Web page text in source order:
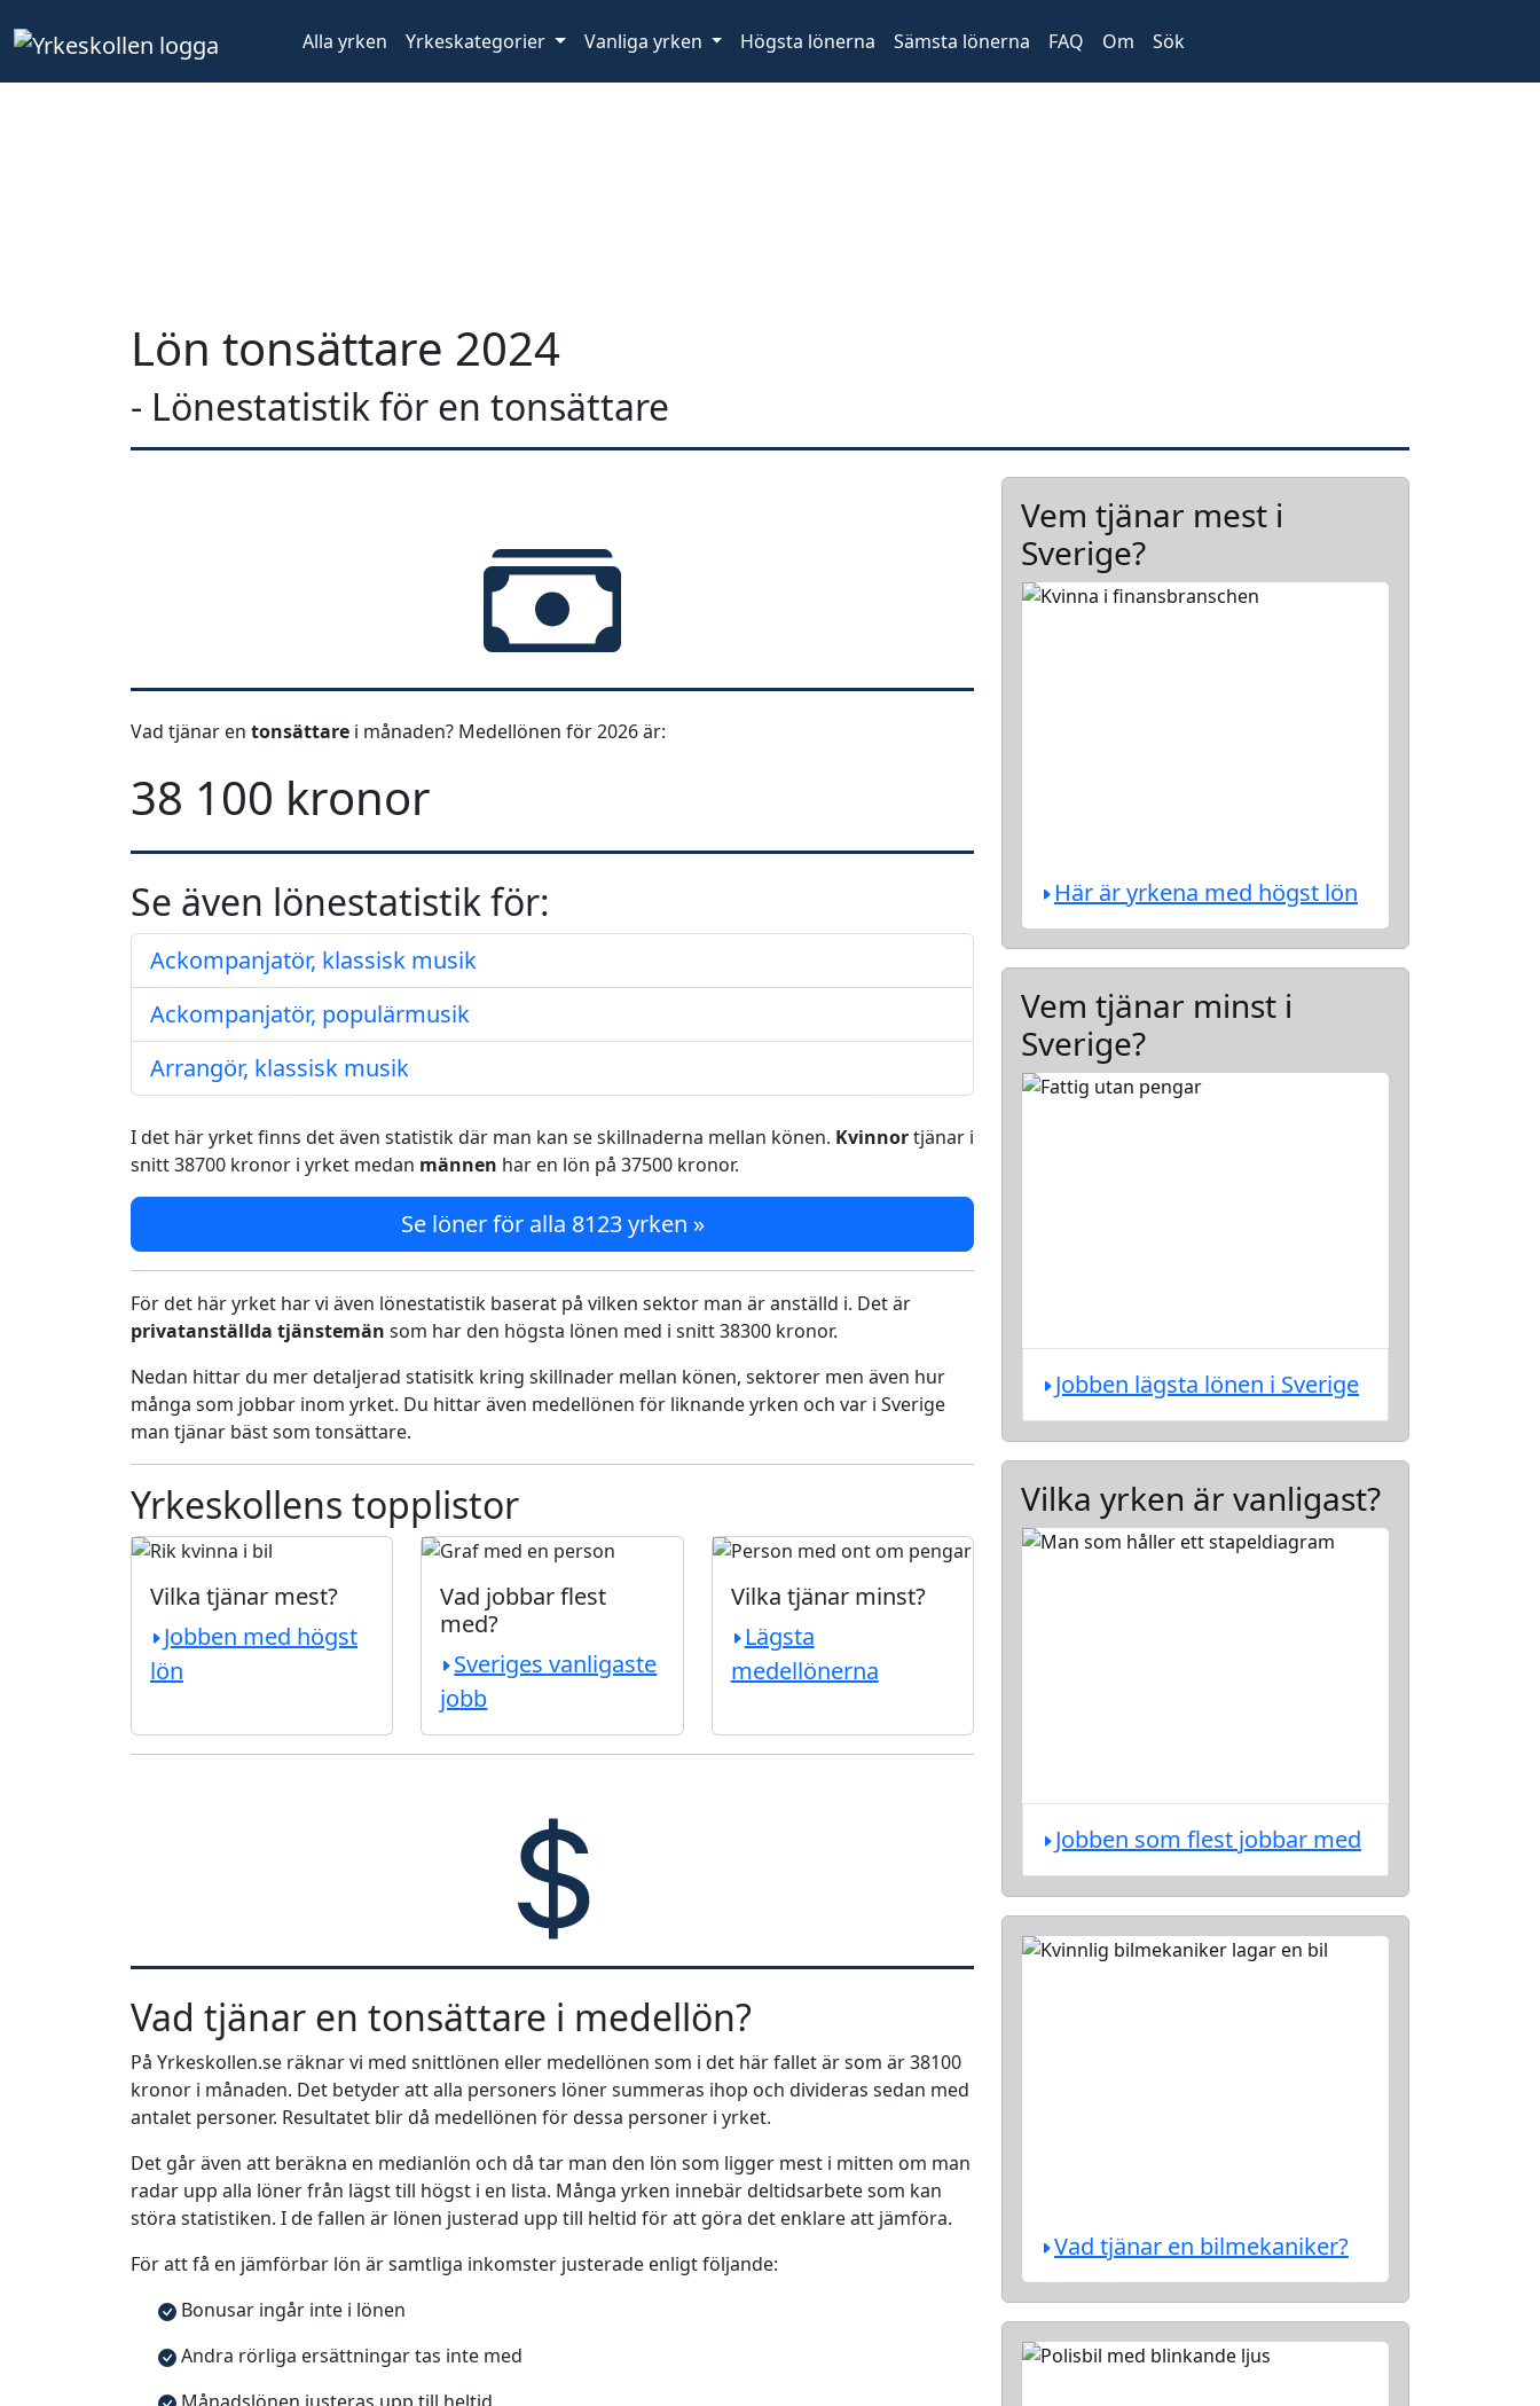
Alla yrken Yrkeskategorier Vanliga yrken Högsta lönerna Sämsta lönerna FAQ Om Sök
Lön tonsättare 2024
- Lönestatistik för en tonsättare
Vad tjänar en tonsättare i månaden? Medellönen för 2026 är:
38 100 kronor
Se även lönestatistik för:
Ackompanjatör, klassisk musik
Ackompanjatör, populärmusik
Arrangör, klassisk musik
I det här yrket finns det även statistik där man kan se skillnaderna mellan könen. Kvinnortjänar i
snitt 38700 kronor i yrket medan männen har en lön på 37500 kronor.
Se löner för alla 8123 yrken »
För det här yrket har vi även lönestatistik baserat på vilken sektor man är anställd i. Det är
privatanställda tjänstemän som har den högsta lönen med i snitt 38300 kronor.
Nedan hittar du mer detaljerad statisitk kring skillnader mellan könen, sektorer men även hur
många som jobbar inom yrket. Du hittar även medellönen för liknande yrken och var i Sverige
man tjänar bäst som tonsättare.
Yrkeskollens topplistor
Vilka tjänar mest?
Jobben med högst
lön
Vad jobbar flest
med?
Sveriges vanligaste
jobb
Vilka tjänar minst?
Lägsta
medellönerna
Vad tjänar en tonsättare i medellön?
På Yrkeskollen.se räknar vi med snittlönen eller medellönen som i det här fallet är som är 38100
kronor i månaden. Det betyder att alla personers löner summeras ihop och divideras sedan med
antalet personer. Resultatet blir då medellönen för dessa personer i yrket.
Det går även att beräkna en medianlön och då tar man den lön som ligger mest i mitten om man
radar upp alla löner från lägst till högst i en lista. Många yrken innebär deltidsarbete som kan
störa statistiken. I de fallen är lönen justerad upp till heltid för att göra det enklare att jämföra.
För att få en jämförbar lön är samtliga inkomster justerade enligt följande:
Bonusar ingår inte i lönen
Andra rörliga ersättningar tas inte med
Vem tjänar mest i
Sverige?
Här är yrkena med högst lön
Vem tjänar minst i
Sverige?
Jobben lägsta lönen i Sverige
Vilka yrken är vanligast?
Jobben som flest jobbar med
Vad tjänar en bilmekaniker?